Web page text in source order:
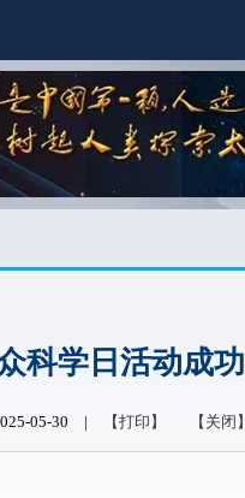
科学日活动成
05-30 | 【打印】 【关闭】